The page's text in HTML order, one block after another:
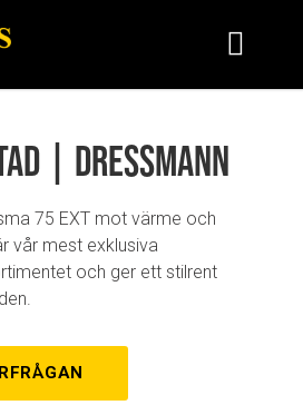
| Dressmann
75 EXT mot värme och
vår mest exklusiva
och ger ett stilrent